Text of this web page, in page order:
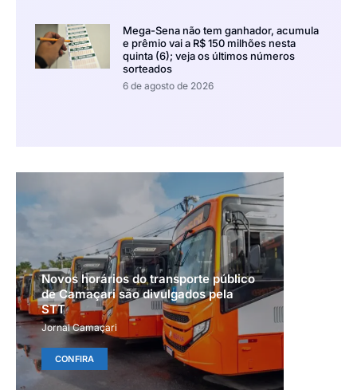
Mega-Sena não tem ganhador, acumula
e prêmio vai a R$ 150 milhões nesta
quinta (6); veja os últimos números
sorteados
6 de agosto de 2026
Novos horários do transporte público
de Camaçari são divulgados pela
STT
Jornal Camaçari
CONFIRA